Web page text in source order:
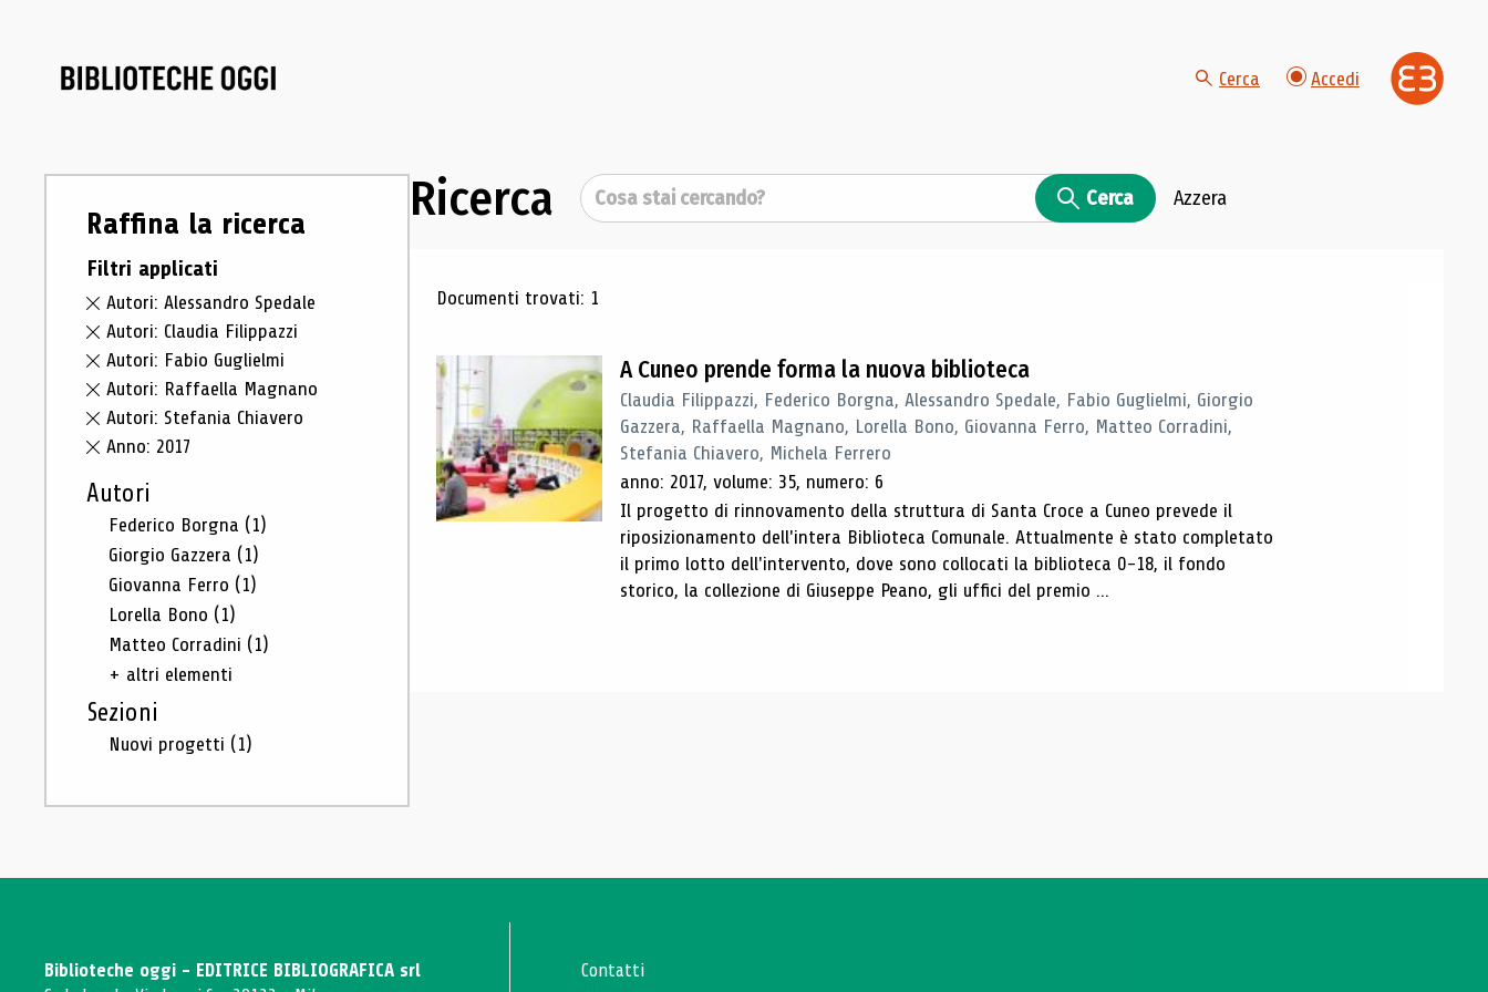
Cerca Accedi
Raffina la ricerca
Filtri applicati
Autori: Alessandro Spedale
Autori: Claudia Filippazzi
Autori: Fabio Guglielmi
Autori: Raffaella Magnano
Autori: Stefania Chiavero
Anno: 2017
Autori
Federico Borgna (1)
Giorgio Gazzera (1)
Giovanna Ferro (1)
Lorella Bono (1)
Matteo Corradini (1)
+ altri elementi
Sezioni
Nuovi progetti (1)
Ricerca Cerca Cerca Azzera
Risultati di ricerca
Documenti trovati: 1
A Cuneo prende forma la nuova biblioteca
Claudia Filippazzi, Federico Borgna, Alessandro Spedale, Fabio Guglielmi, Giorgio
Gazzera, Raffaella Magnano, Lorella Bono, Giovanna Ferro, Matteo Corradini,
Stefania Chiavero, Michela Ferrero
anno: 2017, volume: 35, numero: 6
Il progetto di rinnovamento della struttura di Santa Croce a Cuneo prevede il
riposizionamento dell'intera Biblioteca Comunale. Attualmente è stato completato
il primo lotto dell'intervento, dove sono collocati la biblioteca 0-18, il fondo
storico, la collezione di Giuseppe Peano, gli uffici del premio ...
Biblioteche oggi - EDITRICE BIBLIOGRAFICA srl
Contatti